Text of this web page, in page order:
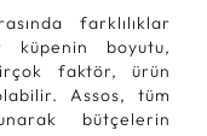
farklılıklar
küpenin boyutu,
faktör, ürün
Assos, tüm
bütçelerin